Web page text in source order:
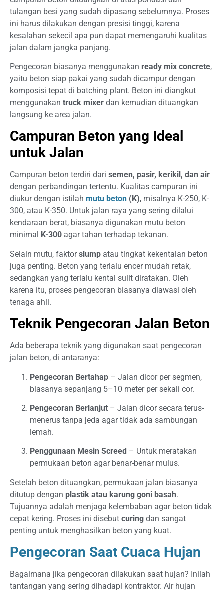
tulangan besi yang sudah dipasang sebelumnya. Proses
ini harus dilakukan dengan presisi tinggi, karena
kesalahan sekecil apa pun dapat memengaruhi kualitas
jalan dalam jangka panjang.
Pengecoran biasanya menggunakan ready mix concrete,
yaitu beton siap pakai yang sudah dicampur dengan
komposisi tepat di batching plant. Beton ini diangkut
menggunakan truck mixer dan kemudian dituangkan
langsung ke area jalan.
Campuran Beton yang Ideal
untuk Jalan
Campuran beton terdiri dari semen, pasir, kerikil, dan air
dengan perbandingan tertentu. Kualitas campuran ini
diukur dengan istilah mutu beton (K), misalnya K-250, K-
300, atau K-350. Untuk jalan raya yang sering dilalui
kendaraan berat, biasanya digunakan mutu beton
minimal
K-300 agar tahan terhadap tekanan.
Selain mutu, faktorslump atau tingkat kekentalan beton
juga penting. Beton yang terlalu encer mudah retak,
sedangkan yang terlalu kental sulit diratakan. Oleh
karena itu, proses pengecoran biasanya diawasi oleh
tenaga ahli.
Teknik Pengecoran Jalan Beton
Ada beberapa teknik yang digunakan saat pengecoran
jalan beton, di antaranya:
Pengecoran Bertahap – Jalan dicor per segmen,
biasanya sepanjang 5–10 meter per sekali cor.
Pengecoran Berlanjut – Jalan dicor secara terus-
menerus tanpa jeda agar tidak ada sambungan
lemah.
Penggunaan Mesin Screed – Untuk meratakan
permukaan beton agar benar-benar mulus.
Setelah beton dituangkan, permukaan jalan biasanya
ditutup dengan plastik atau karung goni basah.
Tujuannya adalah menjaga kelembaban agar beton tidak
cepat kering. Proses ini disebut curing dan sangat
penting untuk menghasilkan beton yang kuat.
Pengecoran Saat Cuaca Hujan
Bagaimana jika pengecoran dilakukan saat hujan? Inilah
tantangan yang sering dihadapi kontraktor. Air hujan